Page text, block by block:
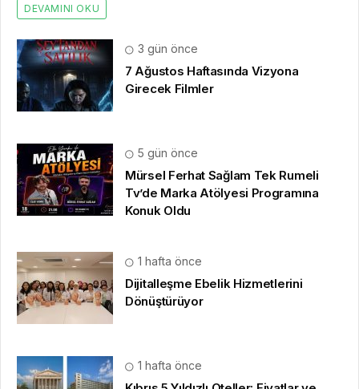
DEVAMINI OKU
3 gün önce
7 Ağustos Haftasında Vizyona
Girecek Filmler
5 gün önce
Mürsel Ferhat Sağlam Tek Rumeli
Tv’de Marka Atölyesi Programına
Konuk Oldu
1 hafta önce
Dijitalleşme Ebelik Hizmetlerini
Dönüştürüyor
1 hafta önce